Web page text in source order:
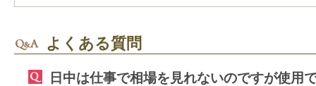
よくある質問
日中は仕事で相場を見れないのですが使用